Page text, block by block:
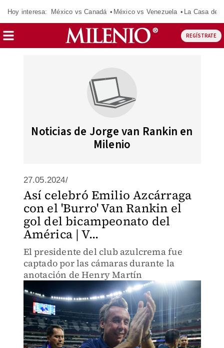
Hoy interesa: México vs Canadá México vs Venezuela La Casa de
REGÍSTRATE
Noticias de Jorge van Rankin en
Milenio
27.05.2024/
Así celebró Emilio Azcárraga
con el 'Burro' Van Rankin el
gol del bicampeonato del
América | V...
El presidente del club azulcrema fue
captado por las cámaras durante la
anotación de Henry Martín